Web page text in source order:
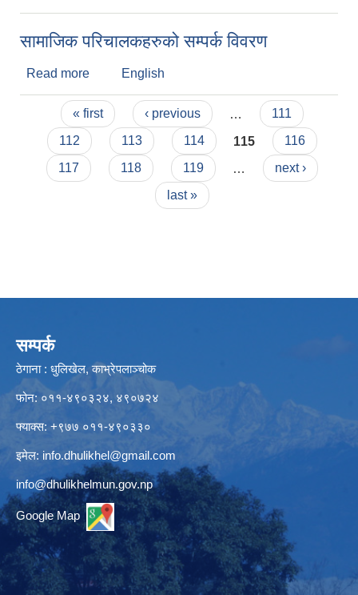
सामाजिक परिचालकहरुको सम्पर्क विवरण
Read more about सामाजिक परिचालकहरुको सम्पर्क विवरण
English
Pages« first ‹ previous
111
112
113 114 115
116
117
118 119
next ›
last »
सम्पर्क
ठेगाना : धुलिखेल, काभ्रेपलाञ्चोक
फोन: ०११-४९०३२४, ४९०७२४
फ्याक्स: +९७७ ०११-४९०३३०
इमेल: info.dhulikhel@gmail.com
info@dhulikhelmun.gov.np
Google Map